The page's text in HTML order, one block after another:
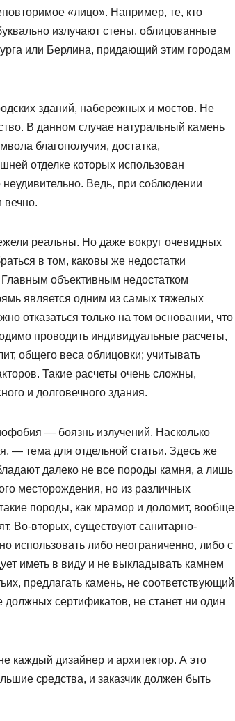
«лицо». Например, те, кто
излучают стены, облицованные
или Берлина, придающий этим городам
зданий, набережных и мостов. Не
В данном случае натуральный камень
благополучия, достатка,
отделке которых использован
Ведь, при соблюдении
вечно.
реальны. Но даже вокруг очевидных
в том, каковы же недостатки
объективным недостатком
является одним из самых тяжелых
отказаться только на том основании, что
проводить индивидуальные расчеты,
общего веса облицовки; учитывать
Такие расчеты очень сложны,
и долговечного здания.
— боязнь излучений. Насколько
— тема для отдельной статьи. Здесь же
далеко не все породы камня, а лишь
месторождения, но из различных
породы, как мрамор и доломит, вообще
Во-вторых, существуют санитарно-
использовать либо неограниченно, либо с
иметь в виду и не выкладывать камнем
предлагать камень, не соответствующий
сертификатов, не станет ни один
каждый дизайнер и архитектор. А это
средства, и заказчик должен быть